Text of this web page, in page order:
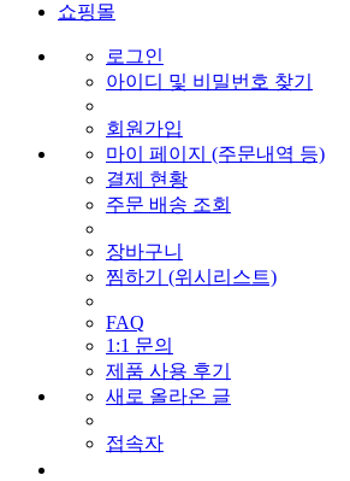
쇼핑몰
로그인
아이디 및 비밀번호 찾기
회원가입
마이 페이지 (주문내역 등)
결제 현황
주문 배송 조회
장바구니
찜하기 (위시리스트)
FAQ
1:1 문의
제품 사용 후기
새로 올라온 글
접속자